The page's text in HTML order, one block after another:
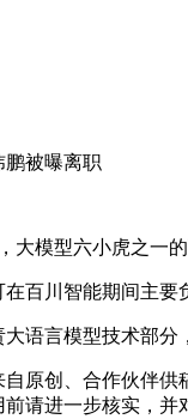
被曝离职
模型六小虎之一的
川智能期间主要
言模型技术部分
创、合作伙伴供
请进一步核实，